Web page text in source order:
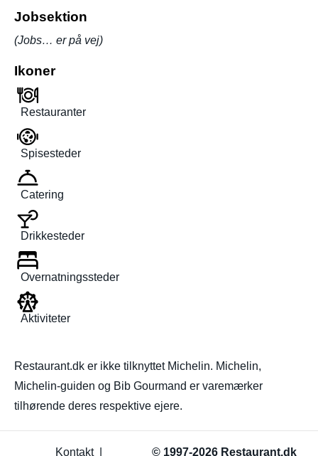
Jobsektion
(Jobs… er på vej)
Ikoner
Restauranter
Spisesteder
Catering
Drikkesteder
Overnatningssteder
Aktiviteter
Restaurant.dk er ikke tilknyttet Michelin. Michelin,
Michelin-guiden og Bib Gourmand er varemærker
tilhørende deres respektive ejere.
© 1997-2026 Restaurant.dk
Kontakt|